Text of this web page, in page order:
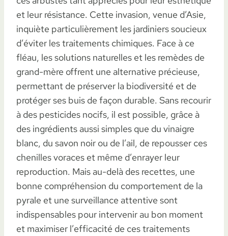
et leur résistance. Cette invasion, venue d’Asie,
inquiète particulièrement les jardiniers soucieux
d’éviter les traitements chimiques. Face à ce
fléau, les solutions naturelles et les remèdes de
grand-mère offrent une alternative précieuse,
permettant de préserver la biodiversité et de
protéger ses buis de façon durable. Sans recourir
à des pesticides nocifs, il est possible, grâce à
des ingrédients aussi simples que du vinaigre
blanc, du savon noir ou de l’ail, de repousser ces
chenilles voraces et même d’enrayer leur
reproduction. Mais au-delà des recettes, une
bonne compréhension du comportement de la
pyrale et une surveillance attentive sont
indispensables pour intervenir au bon moment
et maximiser l’efficacité de ces traitements